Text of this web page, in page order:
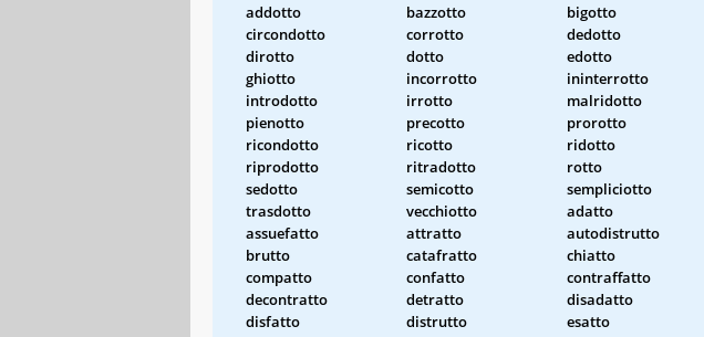
addotto bazzotto bigotto
circondotto
corrotto dedotto
dirotto
dotto edotto
ghiotto
incorrotto ininterrotto
introdotto
irrotto malridotto
pienotto
precotto prorotto
ricondotto
ricotto ridotto
riprodotto
ritradotto rotto
sedotto
semicotto sempliciotto
trasdotto
vecchiotto adatto
assuefatto
attratto autodistrutto
brutto
catafratto chiatto
compatto
confatto contraffatto
decontratto
detratto disadatto
disfatto
distrutto esatto